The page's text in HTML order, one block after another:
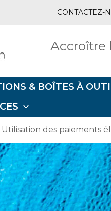
CONTACTEZ-
Accroître
& BOÎTES À
Utilisation des paiements